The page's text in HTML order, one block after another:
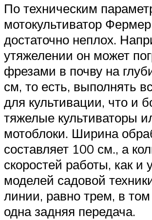
По техническим
мотокультиватор
достаточно неплох.
утяжелении он может
фрезами в почву на
см, то есть, выполнять
для культивации, что и
тяжелые культиваторы
мотоблоки. Ширина
составляет 100 см., а
скоростей работы, как и
моделей садовой
линии, равно трем, в
одна задняя передача.